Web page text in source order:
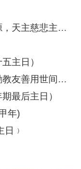
教宗三钟经讲话讲解主日来源，天主慈悲主日，并向东方教会祝贺复活节
主日）
教宗访问韦莱特里教区，勉励教友善用世间财富
最后主日）
年)
﹚